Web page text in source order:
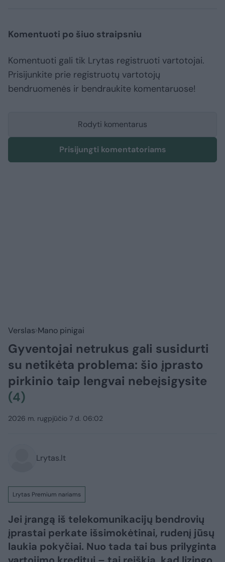
Komentuoti po šiuo straipsniu
Komentuoti gali tik Lrytas registruoti vartotojai.
Prisijunkite prie registruotų vartotojų
bendruomenės ir bendraukite komentaruose!
Rodyti komentarus
Prisijungti komentatoriams
Verslas Mano pinigai
Gyventojai netrukus gali susidurti
su netikėta problema: šio įprasto
pirkinio taip lengvai nebeįsigysite
(4)
2026 m. rugpjūčio 7 d. 06:02
Lrytas.lt
Lrytas Premium nariams
Jei įrangą iš telekomunikacijų bendrovių
įprastai perkate išsimokėtinai, rudenį jūsų
laukia pokyčiai. Nuo tada tai bus prilyginta